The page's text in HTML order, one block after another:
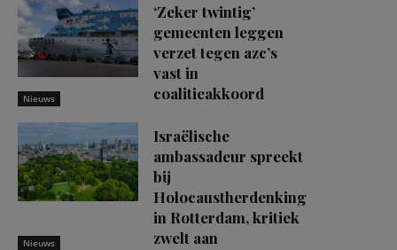
Nieuws
‘Zeker twintig’
gemeenten leggen
verzet tegen azc’s
vast in
coalitieakkoord
Nieuws
Israëlische
ambassadeur spreekt
bij
Holocaustherdenking
in Rotterdam, kritiek
zwelt aan